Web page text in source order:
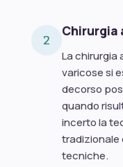
2
Chirurgia
La chirurgia
varicose si
decorso
quando
incerto la
tradizionale
tecniche.